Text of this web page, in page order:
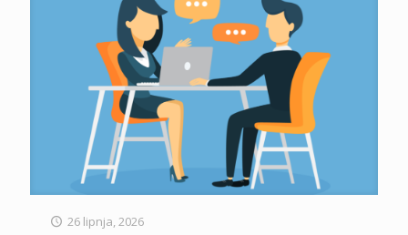
26 lipnja, 2026